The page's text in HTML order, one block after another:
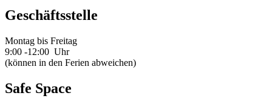
Geschäftsstelle
Montag bis Freitag
9:00 -12:00 Uhr
(können in den Ferien abweichen)
Safe Space